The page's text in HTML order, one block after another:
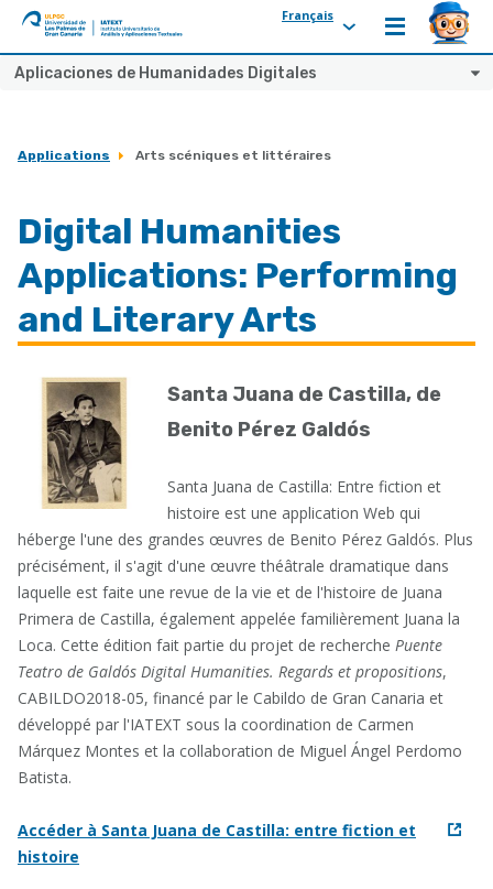
ULPGC
Ir
de
Français
Aplicaciones de Humanidades Digitales
Applications Arts scéniques et littéraires
Digital Humanities
Applications: Performing
and Literary Arts
Santa Juana de Castilla, de
Benito Pérez Galdós
Santa Juana de Castilla: Entre fiction et
histoire est une application Web qui
héberge l'une des grandes œuvres de Benito Pérez Galdós. Plus
précisément, il s'agit d'une œuvre théâtrale dramatique dans
laquelle est faite une revue de la vie et de l'histoire de Juana
Primera de Castilla, également appelée familièrement Juana la
Loca. Cette édition fait partie du projet de recherche Puente
Teatro de Galdós Digital Humanities. Regards et propositions,
CABILDO2018-05, financé par le Cabildo de Gran Canaria et
développé par l'IATEXT sous la coordination de Carmen
Márquez Montes et la collaboration de Miguel Ángel Perdomo
Batista.
Accéder à Santa Juana de Castilla: entre fiction et
histoire